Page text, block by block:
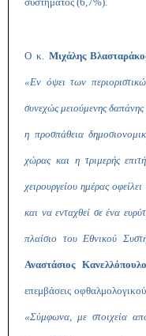
Ο κ. Μιχάλης
«Εν όψει των
συνεχώς μειούμενης δαπάνης
η προσπάθεια
χώρας και η τριμερής
χειρουργείου ημέρας
και να ενταχθεί σε ένα
πλαίσιο του Εθνικού
Αναστάσιος
επεμβάσεις
«Σύμφωνα, με στοιχεία